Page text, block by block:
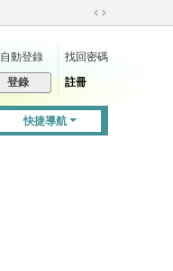
切
到
自動登錄
找回密碼
登錄 註冊
快捷導航